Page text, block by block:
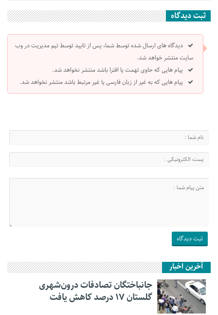
ثبت دیدگاه
دیدگاه های ارسال شده توسط شما، پس از تایید توسط تیم مدیریت در وب
سایت منتشر خواهد شد.
پیام هایی که حاوی تهمت یا افترا باشد منتشر نخواهد شد.
پیام هایی که به غیر از زبان فارسی یا غیر مرتبط باشد منتشر نخواهد شد.
آخرین اخبار
جانباختگان تصادفات درون‌شهری
گلستان ۱۷ درصد کاهش یافت